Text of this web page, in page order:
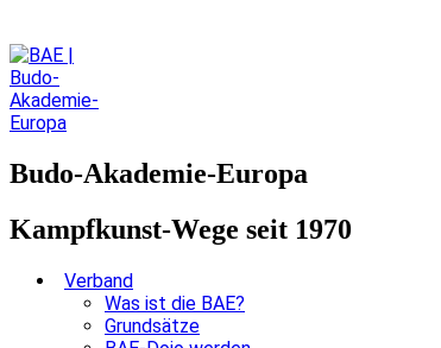
Budo-Akademie-Europa
Kampfkunst-Wege seit 1970
Verband
Was ist die BAE?
Grundsätze